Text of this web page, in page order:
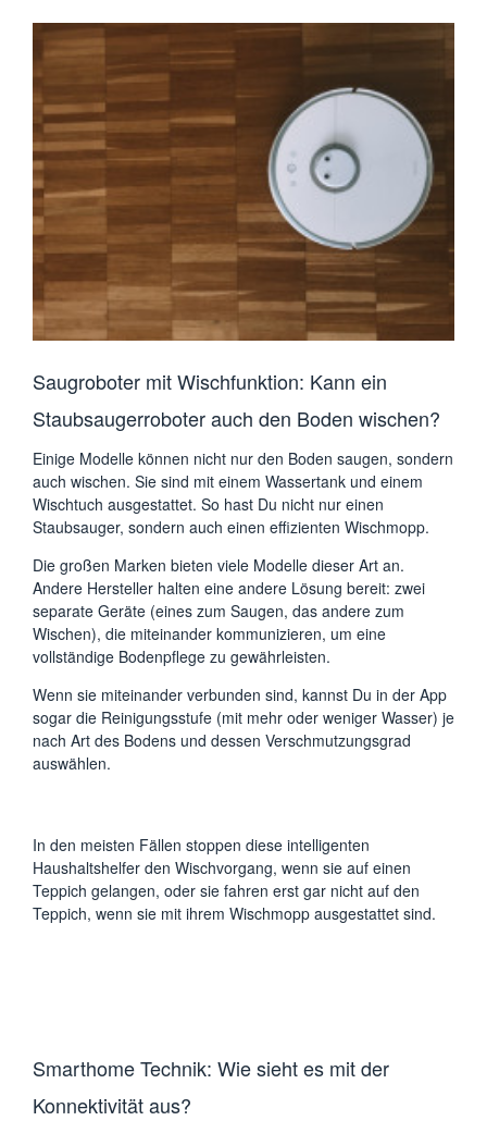
Saugroboter mit Wischfunktion: Kann ein
Staubsaugerroboter auch den Boden wischen?
Einige Modelle können nicht nur den Boden saugen, sondern
auch wischen. Sie sind mit einem Wassertank und einem
Wischtuch ausgestattet. So hast Du nicht nur einen
Staubsauger, sondern auch einen effizienten Wischmopp.
Die großen Marken bieten viele Modelle dieser Art an.
Andere Hersteller halten eine andere Lösung bereit: zwei
separate Geräte (eines zum Saugen, das andere zum
Wischen), die miteinander kommunizieren, um eine
vollständige Bodenpflege zu gewährleisten.
Wenn sie miteinander verbunden sind, kannst Du in der App
sogar die Reinigungsstufe (mit mehr oder weniger Wasser) je
nach Art des Bodens und dessen Verschmutzungsgrad
auswählen.
In den meisten Fällen stoppen diese intelligenten
Haushaltshelfer den Wischvorgang, wenn sie auf einen
Teppich gelangen, oder sie fahren erst gar nicht auf den
Teppich, wenn sie mit ihrem Wischmopp ausgestattet sind.
Smarthome Technik: Wie sieht es mit der
Konnektivität aus?